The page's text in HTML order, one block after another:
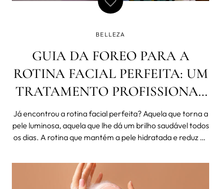
BELLEZA
GUIA DA FOREO PARA A
ROTINA FACIAL PERFEITA: UM
TRATAMENTO PROFISSIONAL
COMPLETO EM 6 MINUTOS
Já encontrou a rotina facial perfeita? Aquela que torna a
pele luminosa, aquela que lhe dá um brilho saudável todos
os dias. A rotina que mantém a pele hidratada e reduz os
FOREO criou-a. Leia este artigo para descobrir as
soluções para u